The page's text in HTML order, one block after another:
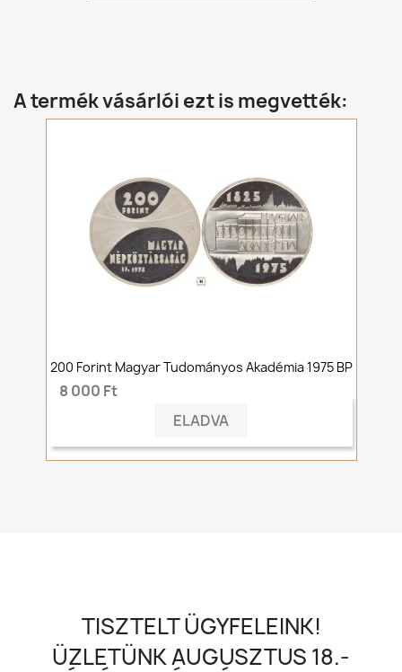
A termék vásárlói ezt is megvették:
200 Forint Magyar Tudományos Akadémia 1975 BP
8 000 Ft
ELADVA
TISZTELT ÜGYFELEINK!
ÜZLETÜNK AUGUSZTUS 18.-